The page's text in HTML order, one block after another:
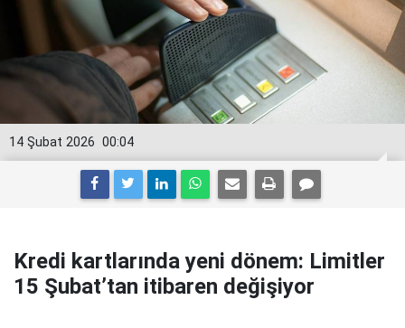
00:04
14 Şubat 2026
Kredi kartlarında yeni dönem: Limitler
15 Şubat’tan itibaren değişiyor